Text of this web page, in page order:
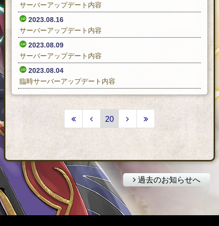
サーバーアップデート内容
2023.08.16
サーバーアップデート内容
2023.08.09
サーバーアップデート内容
2023.08.04
臨時サーバーアップデート内容
20
過去のお知らせへ